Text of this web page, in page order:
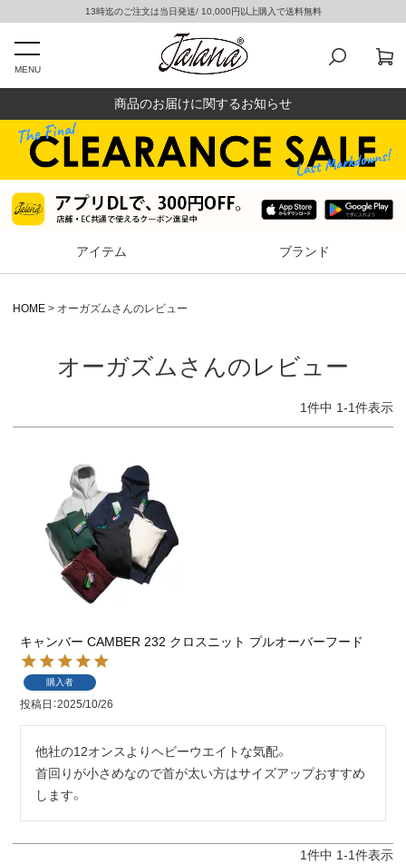
13時迄のご注文は当日発送/ 10,000円以上購入で送料無料
MENU
商品のお届けに関するお知らせ
アイテム ブランド
HOME オーガズムさんのレビュー
オーガズムさんのレビュー
1件中 1-1件表示
キャンバー CAMBER 232 クロスニット プルオーバーフード
購入者
投稿日 2025/10/26
他社の12オンスよりヘビーウエイトな気配。
首回りが小さめなので首が太い方はサイズアップおすすめ
します。
1件中 1-1件表示